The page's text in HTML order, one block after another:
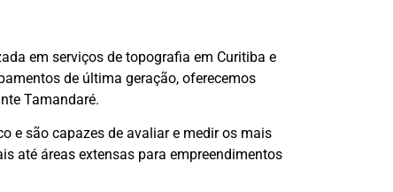
em serviços de topografia em Curitiba e
de última geração, oferecemos
Tamandaré.
e são capazes de avaliar e medir os mais
até áreas extensas para empreendimentos